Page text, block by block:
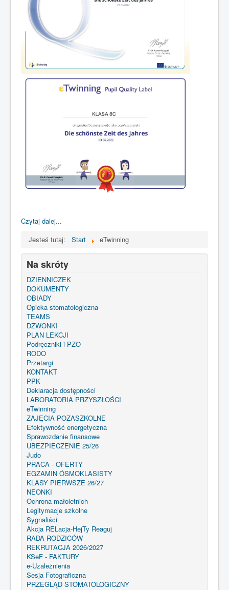
Czytaj dalej...
Jesteś tutaj:
Start eTwinning
Na skróty
DZIENNICZEK
DOKUMENTY
OBIADY
Opieka stomatologiczna
TEAMS
DZWONKI
PLAN LEKCJI
Podręczniki i PZO
RODO
Przetargi
KONTAKT
PPK
Deklaracja dostępności
LABORATORIA PRZYSZŁOŚCI
eTwinning
ZAJĘCIA POZASZKOLNE
Efektywność energetyczna
Sprawozdanie finansowe
UBEZPIECZENIE 25/26
Judo
PRACA - OFERTY
EGZAMIN ÓSMOKLASISTY
KLASY PIERWSZE 26/27
NEONKI
Ochrona małoletnich
Legitymacje szkolne
Sygnaliści
Akcja RELacja-HejTy Reaguj
RADA RODZICÓW
REKRUTACJA 2026/2027
KSeF - FAKTURY
e-Uzależnienia
Sesja Fotograficzna
PRZEGLĄD STOMATOLOGICZNY